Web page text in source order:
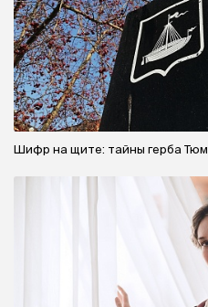
Шифр на щите: тайны герба